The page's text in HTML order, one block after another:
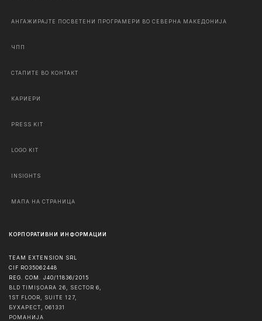
АНГАЖИРАЈТЕ ПОСВЕТЕНИ ПРОГРАМЕРИ ВО СЕВЕРНА МАКЕДОНИЈА
ЧПП
СТАПИТЕ ВО КОНТАКТ
КАРИЕРИ
PRESS KIT
LOGO KIT
INSIGHTS
МАПА НА СТРАНИЦА
КОРПОРАТИВНИ ИНФОРМАЦИИ
TEAM EXTENSION SRL
CIF RO35062448
REG. COM. J40/11836/2015
BLD TIMIȘOARA 26, SECTOR 6,
1ST FLOOR, SUITE 127,
БУХАРЕСТ
061331
РОМАНИЈА